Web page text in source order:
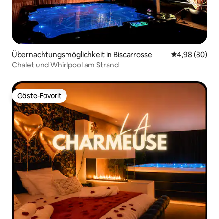
Übernachtungsmöglichkeit in Biscarrosse
4,98 (80)
Chalet und Whirlpool am Strand
Gäste-Favorit
Gäste-Favorit